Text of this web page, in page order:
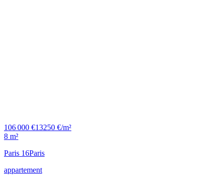
106 000 €13250 €/m²
8 m²
Paris 16Paris
appartement